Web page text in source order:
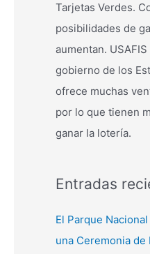
Tarjetas Verdes.
posibilidades de
aumentan.
gobierno de los
ofrece muchas
por lo que tienen
ganar la lotería.
Entradas
El Parque
una Ceremonia de